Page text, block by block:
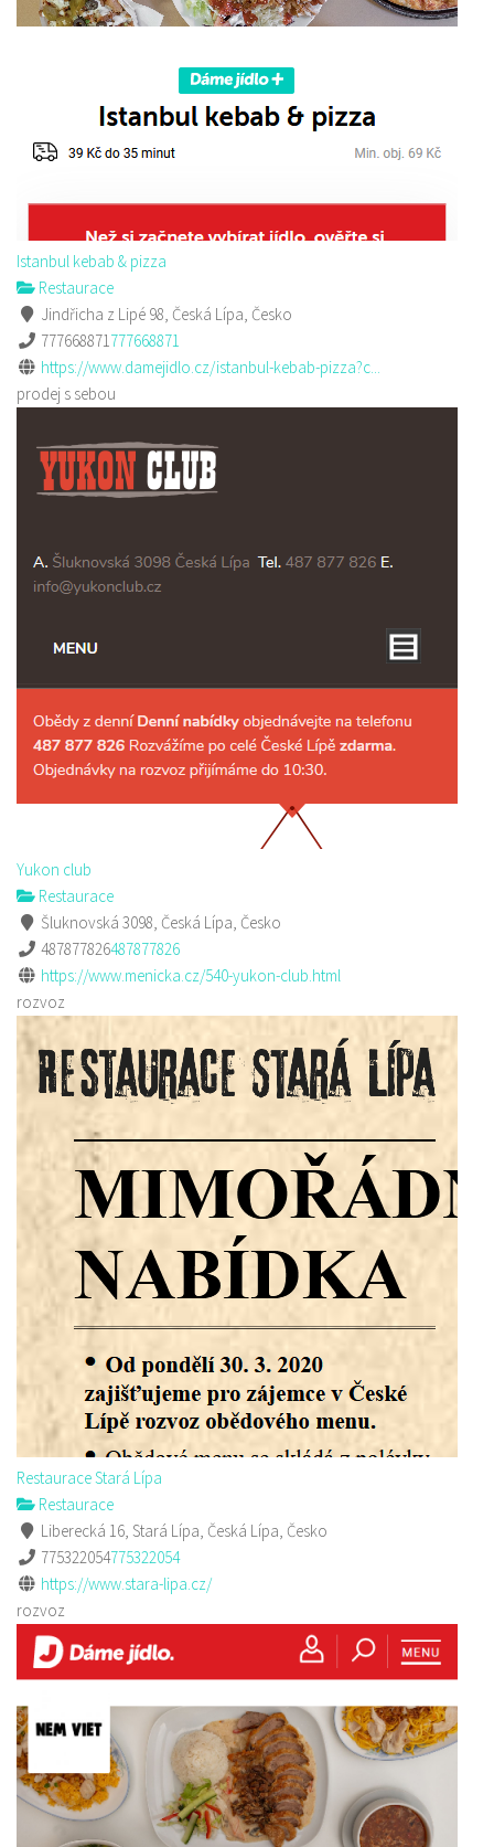
Istanbul kebab & pizza
Restaurace
Jindřicha z Lipé 98, Česká Lípa, Česko
777668871777668871
https://www.damejidlo.cz/istanbul-kebab-pizza?c...
prodej s sebou
Yukon club
Restaurace
Šluknovská 3098, Česká Lípa, Česko
487877826487877826
https://www.menicka.cz/540-yukon-club.html
rozvoz
Restaurace Stará Lípa
Restaurace
Liberecká 16, Stará Lípa, Česká Lípa, Česko
775322054775322054
https://www.stara-lipa.cz/
rozvoz